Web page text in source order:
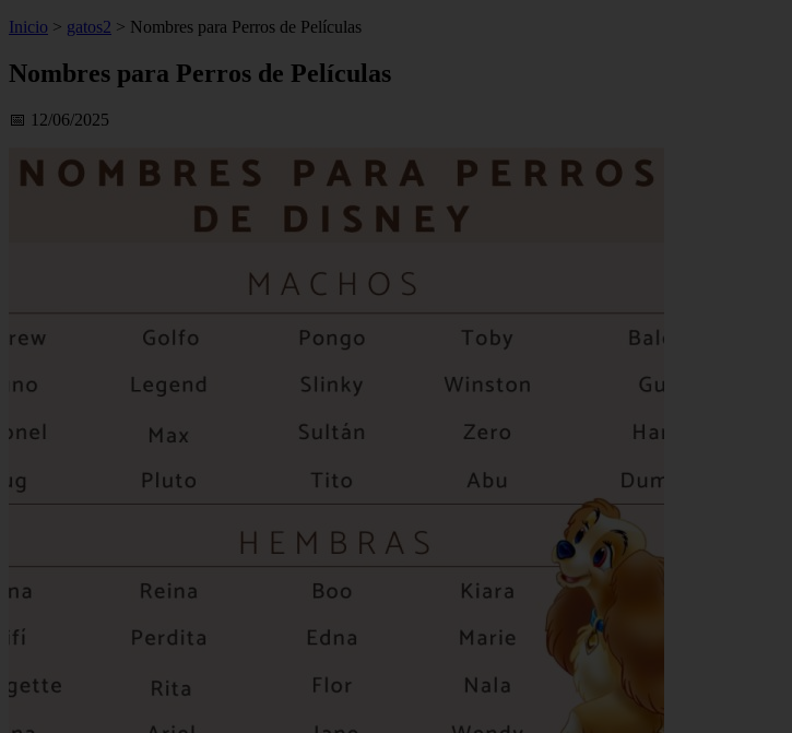
Inicio > gatos2 > Nombres para Perros de Películas
Nombres para Perros de Películas
📅 12/06/2025